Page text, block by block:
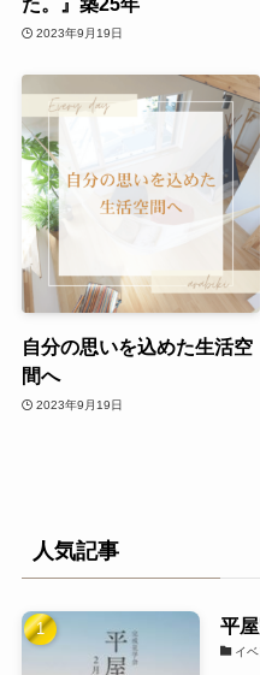
2023年9月19日
自分の思いを込めた生活空
間へ
2023年9月19日
人気記事
平
イ